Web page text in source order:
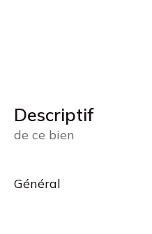
descriptif
de ce bien
Général